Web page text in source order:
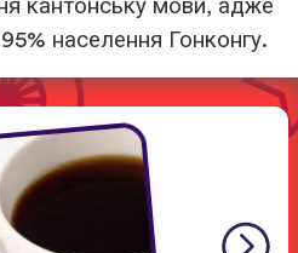
кантонську мови, адже
населення Гонконгу.